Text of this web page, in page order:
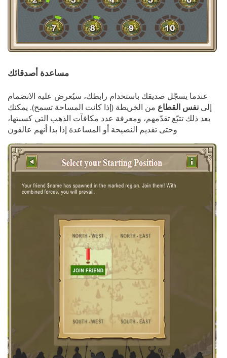
مساعدة أصدقائك
عندما يسجّل صديقك باستخدام رابطك، سيُعرض عليه الانضمام
إلى نفس القطاع من الخريطة (إذا كانت المساحة تسمح). يمكنك
بعد ذلك تتبّع تقدّمهم، ومعرفة عدد مكافآت الذهب التي كسبتها،
وحتى تقديم النصيحة أو المساعدة إذا بدا أنهم عالقون